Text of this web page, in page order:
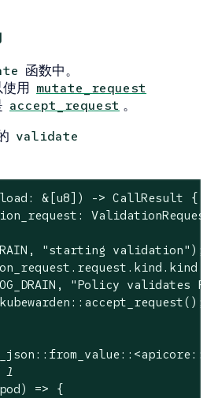
函数中。
用 mutate_request
accept_request 。
validate
&[u8]) -> CallResult {
"starting validation" );
"Policy validates
kubewarden::accept_request();
1
pod) => {